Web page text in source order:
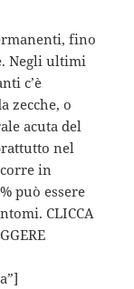
fino
Negli ultimi
c’è
zecche, o
acuta del
nel
in
può essere
CLICCA